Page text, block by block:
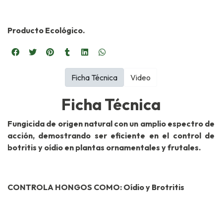
Producto Ecológico.
Ficha Técnica
Fungicida de origen natural con un amplio espectro de
acción, demostrando ser eficiente en el control de
botritis y oídio en plantas ornamentales y frutales.
CONTROLA HONGOS COMO: Oídio y Brotritis
Ficha Técnica Video